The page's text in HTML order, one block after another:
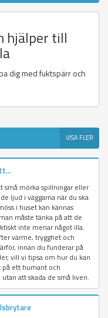
hjälper till
dig med fuktspärr och
VISA FLER
små mörka spillningar eller
ljud i väggarna när du ska
i huset kan kännas
måste tänka på att de
inte menar något illa.
värme, trygghet och
innan du funderar på
vill vi tipsa om hur du kan
ett humant och
att skada de små liven.